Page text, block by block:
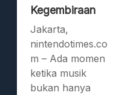
Kegembiraan
Jakarta,
nintendotimes.co
m – Ada momen
ketika musik
bukan hanya